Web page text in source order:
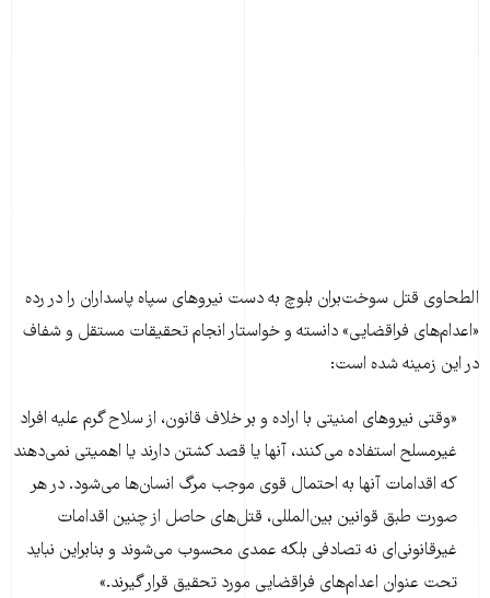
الطحاوی قتل سوخت‌بران بلوچ به ‌دست نیروهای سپاه پاسداران را در رده
«اعدام‌های فراقضایی» دانسته و خواستار انجام تحقیقات مستقل و شفاف
در این زمینه شده است:
«وقتی نیروهای امنیتی با اراده و بر خلاف قانون، از سلاح گرم علیه افراد
غیرمسلح استفاده می‌کنند، آنها یا قصد کشتن دارند یا اهمیتی نمی‌دهند
که اقدامات آنها به احتمال قوی موجب مرگ انسان‌ها می‌شود. در هر
صورت طبق قوانین بین‌المللی، قتل‌های حاصل از چنین اقدامات
غیرقانونی‌ای نه تصادفی بلکه عمدی محسوب می‌شوند و بنابراین نباید
تحت عنوان اعدام‌های فراقضایی مورد تحقیق قرار گیرند.»